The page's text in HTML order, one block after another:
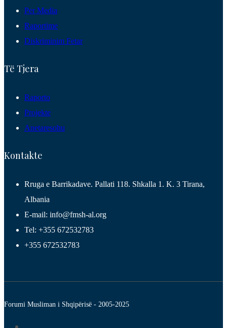
Per Media
Raportime
Diskriminim Fetar
Të Tjera
Raporto
Projekte
Anetaresohu
Kontakte
Rruga e Barrikadave. Pallati 118. Shkalla 1. K. 3 Tirana,
Albania
E-mail: info@fmsh-al.org
Tel: +355 672532783
+355 672532783
Forumi Musliman i Shqipërisë - 2005-2025